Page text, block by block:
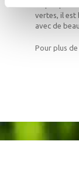
vertes, il est
avec de
Pour plus